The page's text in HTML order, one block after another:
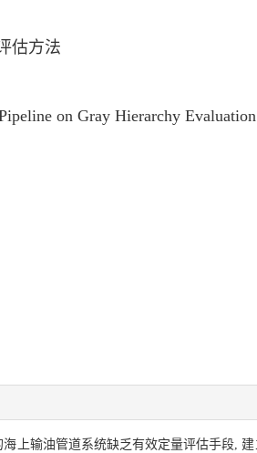
估方法
on Gray Hierarchy Evaluation
上输油管道系统缺乏有效定量评估手段,